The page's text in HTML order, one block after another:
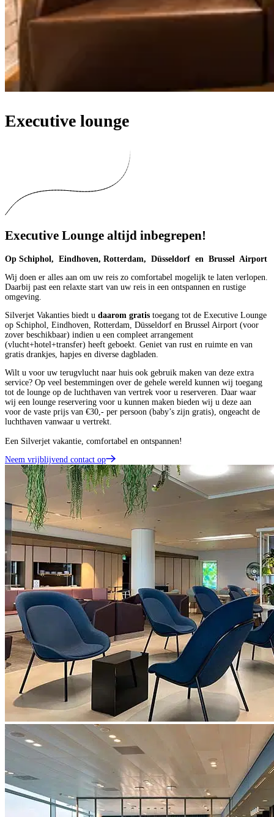
Executive lounge
Executive Lounge altijd inbegrepen!
Op Schiphol, Eindhoven, Rotterdam, Düsseldorf en Brussel Airport
Wij doen er alles aan om uw reis zo comfortabel mogelijk te laten verlopen.
Daarbij past een relaxte start van uw reis in een ontspannen en rustige
omgeving.
Silverjet Vakanties biedt u daarom gratis toegang tot de Executive Lounge
op Schiphol, Eindhoven, Rotterdam, Düsseldorf en Brussel Airport (voor
zover beschikbaar) indien u een compleet arrangement
(vlucht+hotel+transfer) heeft geboekt. Geniet van rust en ruimte en van
gratis drankjes, hapjes en diverse dagbladen.
Wilt u voor uw terugvlucht naar huis ook gebruik maken van deze extra
service? Op veel bestemmingen over de gehele wereld kunnen wij toegang
tot de lounge op de luchthaven van vertrek voor u reserveren. Daar waar
wij een lounge reservering voor u kunnen maken bieden wij u deze aan
voor de vaste prijs van €30,- per persoon (baby’s zijn gratis), ongeacht de
luchthaven vanwaar u vertrekt.
Een Silverjet vakantie, comfortabel en ontspannen!
Neem vrijblijvend contact op